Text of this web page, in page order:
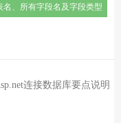
、所有字段名及字段类型
连接数据库要点说明